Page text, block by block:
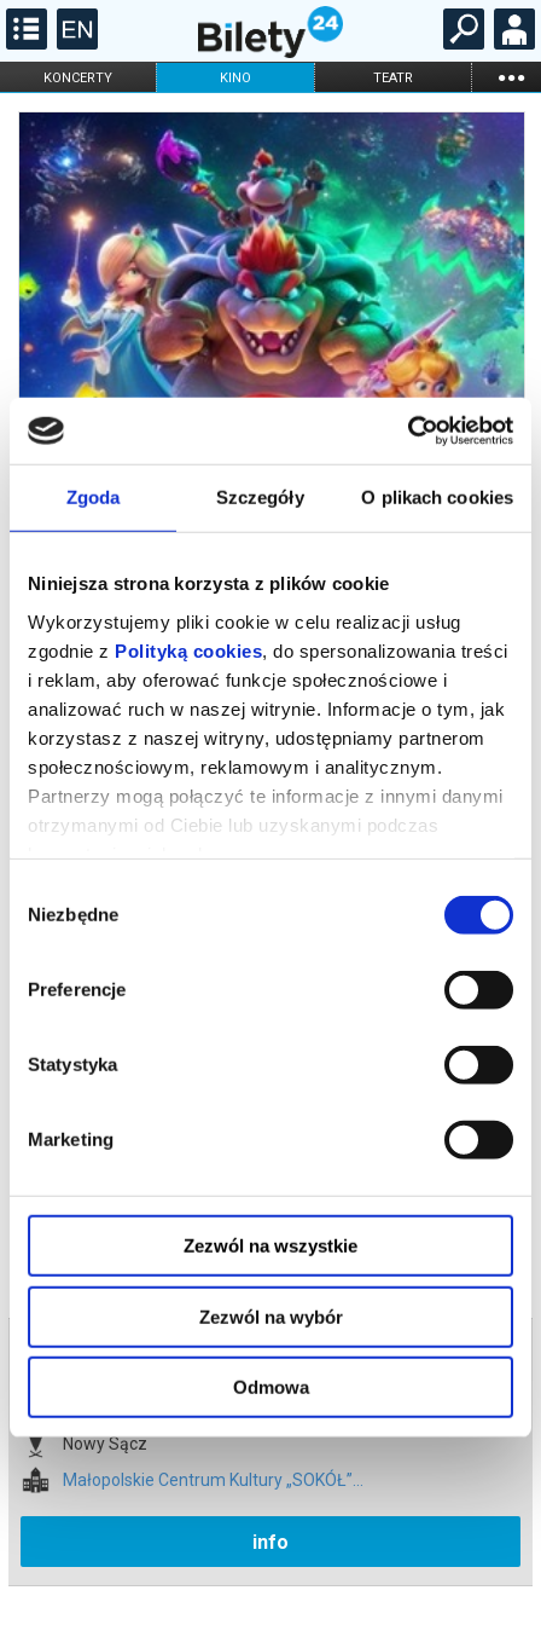
Zgoda Szczegóły O plikach cookies
Niniejsza strona korzysta z plików cookie
Wykorzystujemy pliki cookie w celu realizacji usług
zgodnie z Polityką cookies , do spersonalizowania treści
i reklam, aby oferować funkcje społecznościowe i
analizować ruch w naszej witrynie. Informacje o tym, jak
korzystasz z naszej witryny, udostępniamy partnerom
społecznościowym, reklamowym i analitycznym.
Partnerzy mogą połączyć te informacje z innymi danymi
otrzymanymi od Ciebie lub uzyskanymi podczas
zgody
Niezbędne
Preferencje
Statystyka
Marketing
Zezwól na wszystkie
Zezwól na wybór
Odmowa
KONCERTY KINO TEATR ...
FILHARMONIA OPERA I BALET
STAND-UP
DLA DZIECI
ONLINE KARNETY
SUPER MARIO GALAXY FILM -
nowym zagrożeniem: złowrogim sojuszem Wario i Bowsera Jr.
Teraz, wraz z przyjaciółmi i Yoshim u boku, musi powstrzymać ich
Bezpieczne zakupy w Bilety24. W przypadku odwołania
podczas zakupu.
Bilety na termin:
10.05.2026 , g. 15:00 (niedziela)
Nowy Sącz
Małopolskie Centrum Kultury „SOKÓŁ”...
info